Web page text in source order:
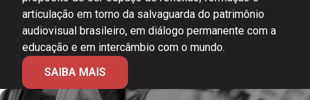
articulação em torno da salvaguarda do patrimônio
audiovisual brasileiro, em diálogo permanente com a
educação e em intercâmbio com o mundo.
SAIBA MAIS